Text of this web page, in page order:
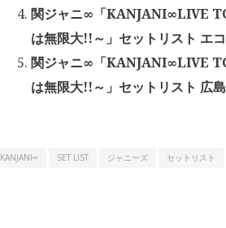
関ジャニ∞「KANJANI∞LIVE
は無限大!!～」セットリスト エ
関ジャニ∞「KANJANI∞LIVE
は無限大!!～」セットリスト 広
KANJANI∞ SET LIST ジャニーズ セットリスト